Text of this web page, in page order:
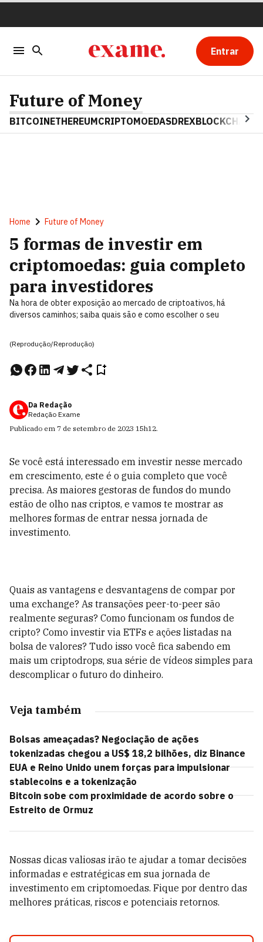
Entrar
Future of Money
BITCOINETHEREUMCRIPTOMOEDASDREXBLOCKCHAIN
Home Future of Money
5 formas de investir em
criptomoedas: guia completo
para investidores
Na hora de obter exposição ao mercado de criptoativos, há
diversos caminhos; saiba quais são e como escolher o seu
(Reprodução/Reprodução)
Da Redação
Redação Exame
Publicado em 7 de setembro de 2023 15h12.
Se você está interessado em investir nesse mercado
em crescimento, este é o guia completo que você
precisa. As maiores gestoras de fundos do mundo
estão de olho nas criptos, e vamos te mostrar as
melhores formas de entrar nessa jornada de
investimento.
Quais as vantagens e desvantagens de compar por
uma exchange? As transações peer-to-peer são
realmente seguras? Como funcionam os fundos de
cripto? Como investir via ETFs e ações listadas na
bolsa de valores? Tudo isso você fica sabendo em
mais um criptodrops, sua série de vídeos simples para
descomplicar o futuro do dinheiro.
Veja também
Bolsas ameaçadas? Negociação de ações
tokenizadas chegou a US$ 18,2 bilhões, diz Binance
EUA e Reino Unido unem forças para impulsionar
stablecoins e a tokenização
Bitcoin sobe com proximidade de acordo sobre o
Estreito de Ormuz
Nossas dicas valiosas irão te ajudar a tomar decisões
informadas e estratégicas em sua jornada de
investimento em criptomoedas. Fique por dentro das
melhores práticas, riscos e potenciais retornos.